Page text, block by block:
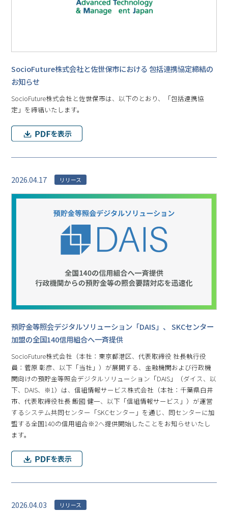
SocioFuture株式会社と佐世保市における 包括連携協定締結の
お知らせ
SocioFuture株式会社と佐世保市は、以下のとおり、「包括連携協
定」を締結いたします。
2026.04.17 リリース
預貯金等照会デジタルソリューション「DAIS」、 SKCセンター
加盟の全国140信用組合へ一斉提供
SocioFuture株式会社（本社：東京都港区、代表取締役 社長執行役
員：菅原 彰彦、以下「当社」）が展開する、金融機関および行政機
関向けの預貯金等照会デジタルソリューション「DAIS」（ダイス、以
下、DAIS、※1）は、信組情報サービス株式会社（本社：千葉県白井
市、代表取締役社長 飯國 健一、以下「信組情報サービス」）が運営
するシステム共同センター「SKCセンター」を通じ、同センターに加
盟する全国140の信用組合※2へ提供開始したことをお知らせいたし
ます。
2026.04.03 リリース